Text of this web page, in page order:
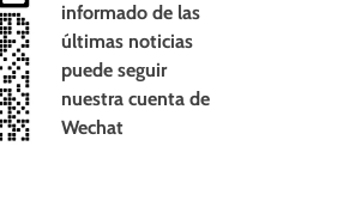
informado de las
últimas noticias
puede seguir
nuestra cuenta de
Wechat